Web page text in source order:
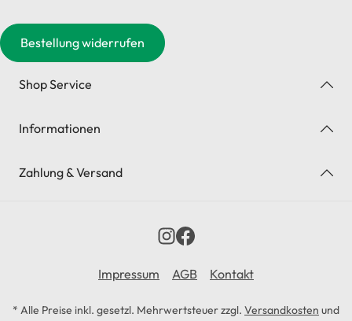
Bestellung widerrufen
Shop Service
Informationen
Zahlung & Versand
Impressum AGB Kontakt
* Alle Preise inkl. gesetzl. Mehrwertsteuer zzgl. Versandkosten und